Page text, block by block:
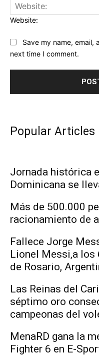
Website:
Save my name, email,
next time I comment.
Popular Articles
Jornada histórica
Dominicana se
Más de 500.000
racionamiento de
Fallece Jorge
Lionel Messi,a los
de Rosario,
Las Reinas del
séptimo oro
campeonas del
MenaRD gana la
Fighter 6 en E-